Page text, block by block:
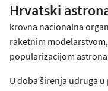
Hrvatski
krovna nacionalna
raketnim
popularizacijom
U doba širenja udruga